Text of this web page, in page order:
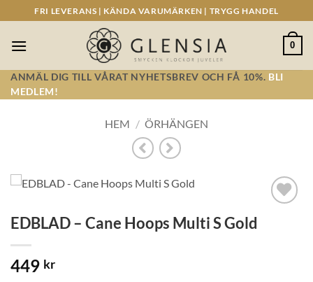
to
content
FRI LEVERANS | KÄNDA VARUMÄRKEN | TRYGG HANDEL
0
ANMÄL DIG TILL VÅRAT NYHETSBREV OCH FÅ 10%. BLI
MEDLEM!
HEM / ÖRHÄNGEN
Lägg till i
önskelistan!
EDBLAD – Cane Hoops Multi S Gold
449 kr